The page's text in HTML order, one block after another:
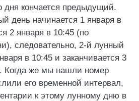
дня кончается предыдущий.
день начинается 1 января в
2 января в 10:45 (по
следовательно, 2-й лунный
в 10:45 и заканчивается 3
Когда же мы нашли номер
его временной интервал,
к этому лунному дню в